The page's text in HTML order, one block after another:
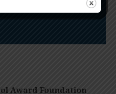
Award Foundation